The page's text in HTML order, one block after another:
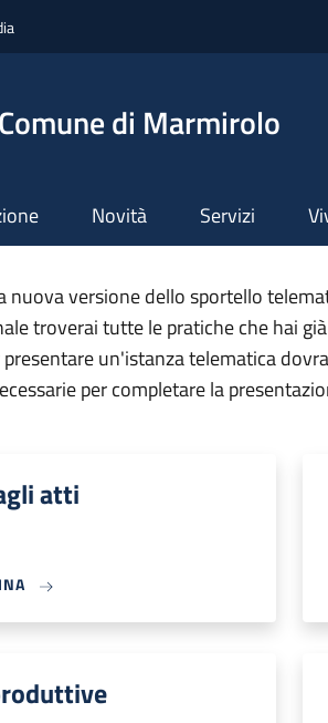
Comune di Marmirolo
Novità Servizi
nuova versione dello sportello
troverai tutte le pratiche che hai
presentare un'istanza telematica
per completare la
atti